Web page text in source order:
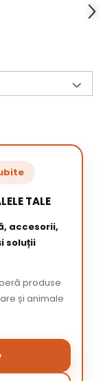
TALE
accesorii,
soluții
produse
și animale